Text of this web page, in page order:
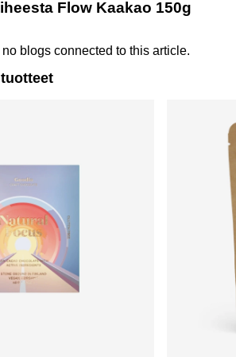
Flow Kaakao 150g
blogs connected to this article.